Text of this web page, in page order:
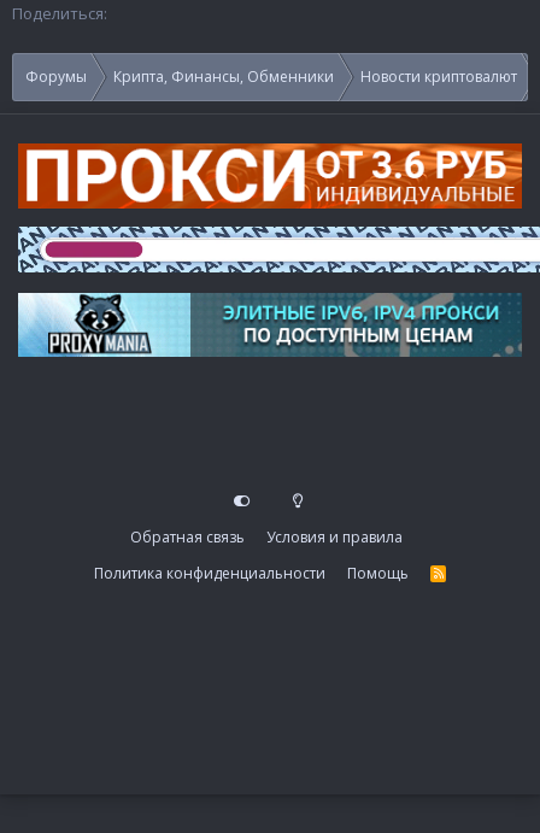
Поделиться:
Форумы Крипта, Финансы, Обменники Новости криптовалют
Обратная связь
Условия и правила
Политика конфиденциальности
Помощь
R